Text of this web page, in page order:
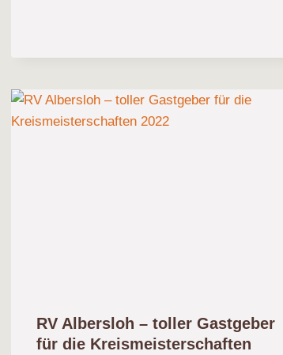
RV Albersloh – toller Gastgeber
für die Kreismeisterschaften